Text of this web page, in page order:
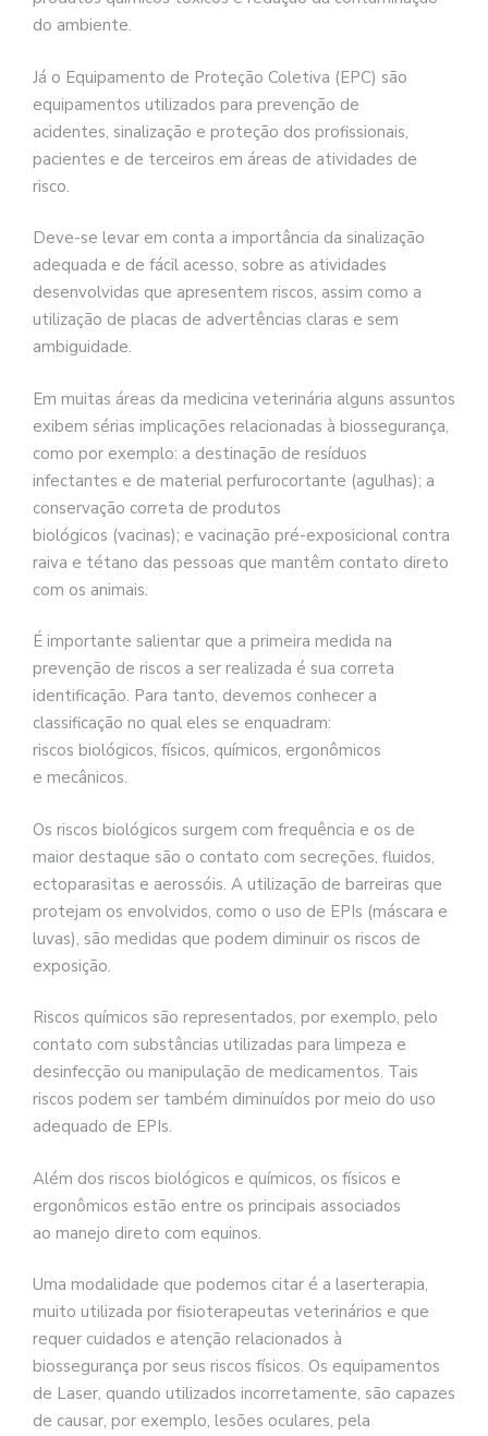
do ambiente.
Já o Equipamento de Proteção Coletiva (EPC) são
equipamentos utilizados para prevenção de
acidentes, sinalização e proteção dos profissionais,
pacientes e de terceiros em áreas de atividades de
risco.
Deve-se levar em conta a importância da sinalização
adequada e de fácil acesso, sobre as atividades
desenvolvidas que apresentem riscos, assim como a
utilização de placas de advertências claras e sem
ambiguidade.
Em muitas áreas da medicina veterinária alguns assuntos
exibem sérias implicações relacionadas à biossegurança,
como por exemplo: a destinação de resíduos
infectantes e de material perfurocortante (agulhas); a
conservação correta de produtos
biológicos (vacinas); e vacinação pré-exposicional contra
raiva e tétano das pessoas que mantêm contato direto
com os animais.
É importante salientar que a primeira medida na
prevenção de riscos a ser realizada é sua correta
identificação. Para tanto, devemos conhecer a
classificação no qual eles se enquadram:
riscos biológicos, físicos, químicos, ergonômicos
e mecânicos.
Os riscos biológicos surgem com frequência e os de
maior destaque são o contato com secreções, fluidos,
ectoparasitas e aerossóis. A utilização de barreiras que
protejam os envolvidos, como o uso de EPIs (máscara e
luvas), são medidas que podem diminuir os riscos de
exposição.
Riscos químicos são representados, por exemplo, pelo
contato com substâncias utilizadas para limpeza e
desinfecção ou manipulação de medicamentos. Tais
riscos podem ser também diminuídos por meio do uso
adequado de EPIs.
Além dos riscos biológicos e químicos, os físicos e
ergonômicos estão entre os principais associados
ao manejo direto com equinos.
Uma modalidade que podemos citar é a laserterapia,
muito utilizada por fisioterapeutas veterinários e que
requer cuidados e atenção relacionados à
biossegurança por seus riscos físicos. Os equipamentos
de Laser, quando utilizados incorretamente, são capazes
de causar, por exemplo, lesões oculares, pela